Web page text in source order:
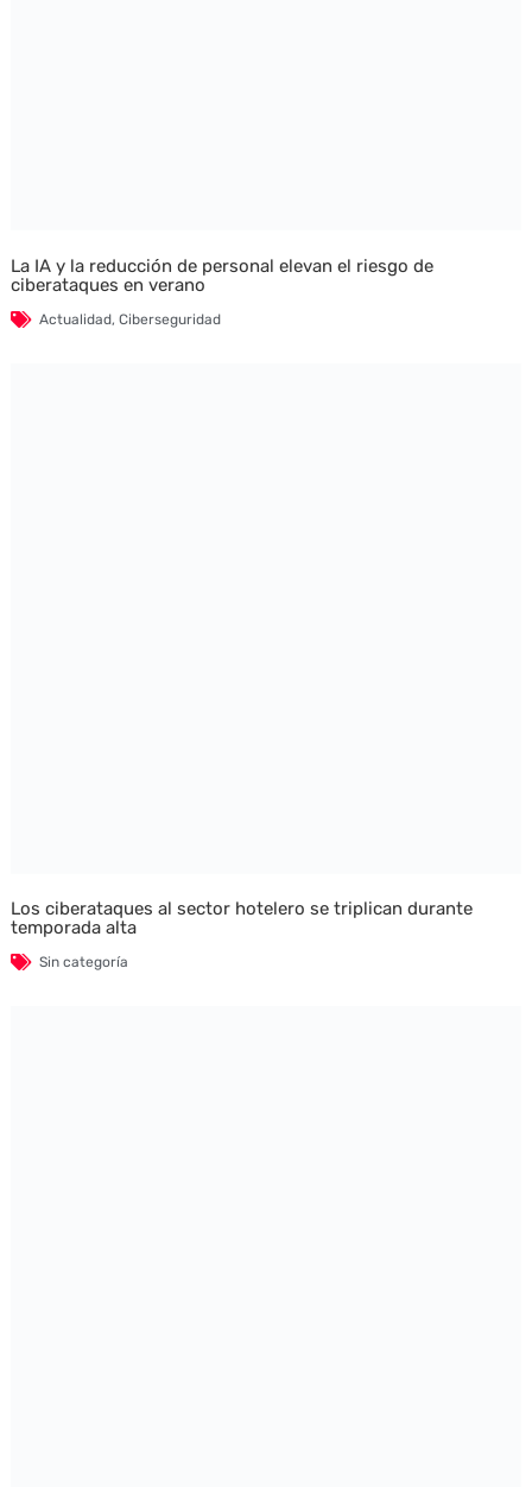
La IA y la reducción de personal elevan el riesgo de
ciberataques en verano
Actualidad, Ciberseguridad
Los ciberataques al sector hotelero se triplican durante
temporada alta
Sin categoría